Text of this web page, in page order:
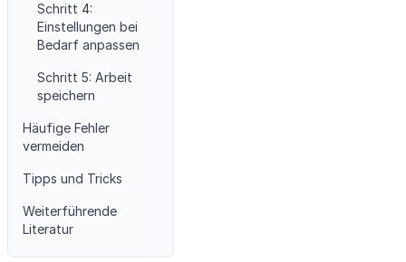
Schritt 4:
Einstellungen bei
Bedarf anpassen
Schritt 5: Arbeit
speichern
Häufige Fehler
vermeiden
Tipps und Tricks
Weiterführende
Literatur